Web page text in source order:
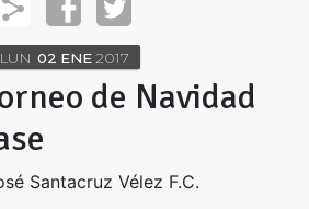
LUN 02 ENE 2017
de Navidad
Santacruz Vélez F.C.